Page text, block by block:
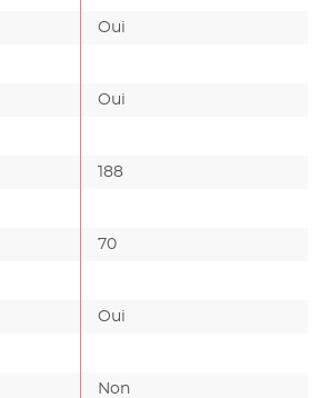
Oui
Oui
188
70
Oui
Non